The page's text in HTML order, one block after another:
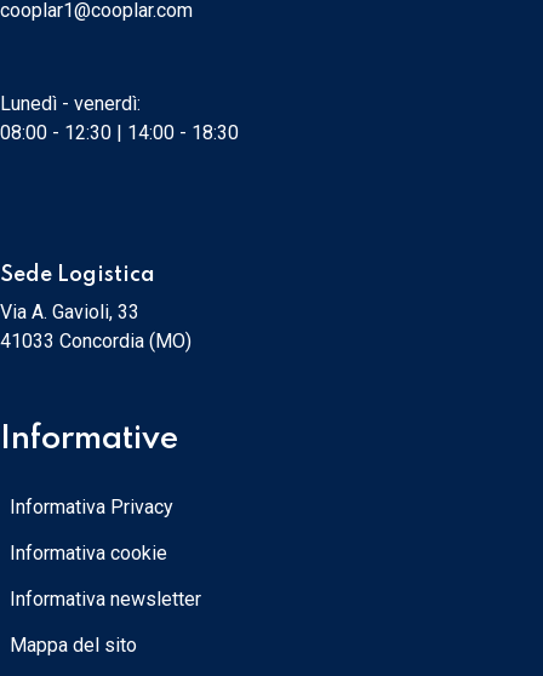
cooplar1@cooplar.com
Lunedì - venerdì:
08:00 - 12:30 | 14:00 - 18:30
Sede Logistica
Via A. Gavioli, 33
41033 Concordia (MO)
Informative
Informativa Privacy
Informativa cookie
Informativa newsletter
Mappa del sito